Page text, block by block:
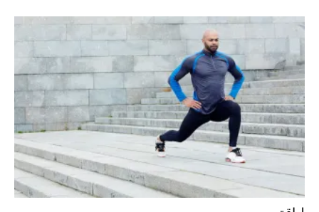
أفضل تدريج للشعر الطويل لإطلالة جريئة وعصرية